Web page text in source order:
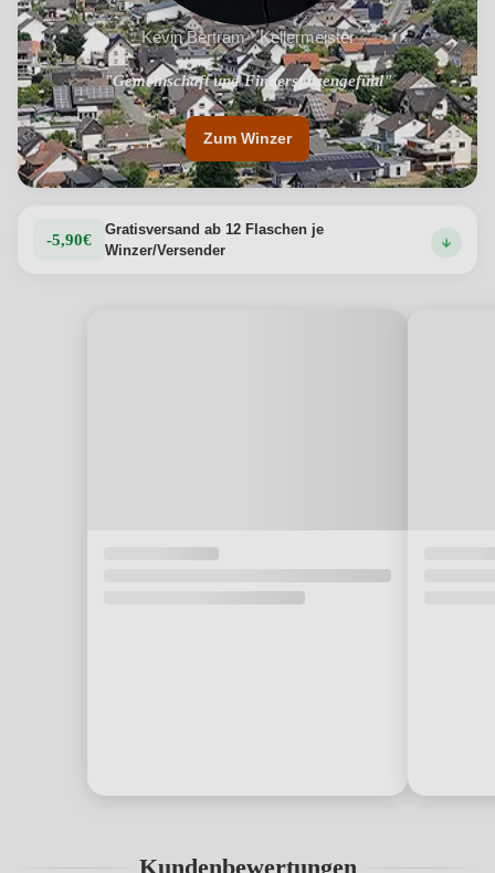
Kevin Bertram · Kellermeister
"Gemeinschaft und Fingerspitzengefühl"
"Tiefes Verständnis für die Eigenheiten der Lage"
Zum Winzer
-5,90€
Gratisversand ab 12 Flaschen je
Winzer/Versender
Kundenbewertungen